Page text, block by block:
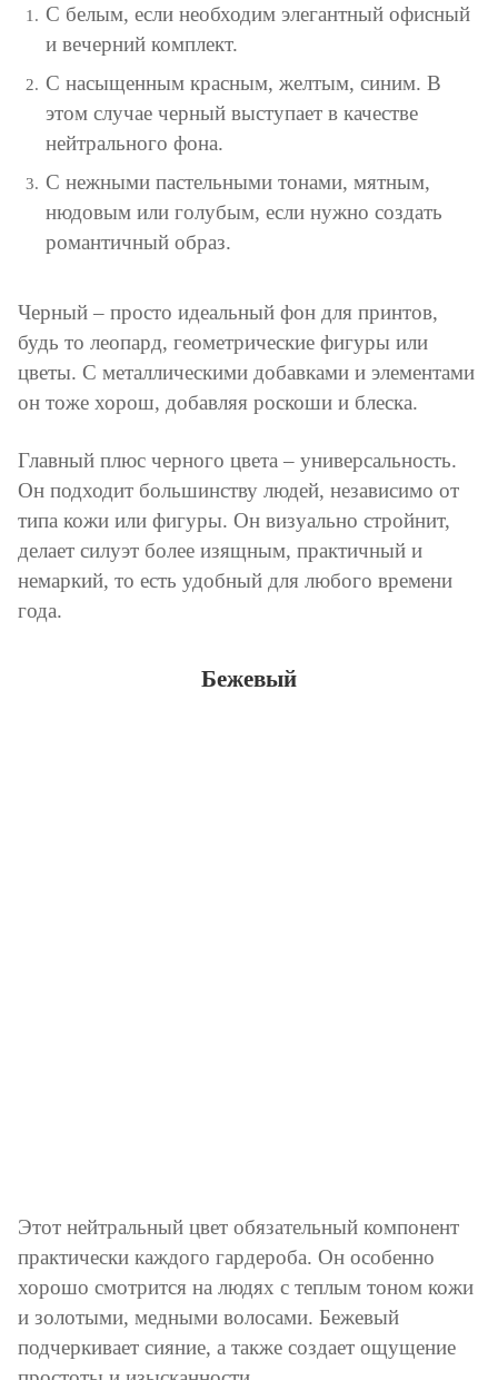
С белым, если необходим элегантный офисный
и вечерний комплект.
С насыщенным красным, желтым, синим. В
этом случае черный выступает в качестве
нейтрального фона.
С нежными пастельными тонами, мятным,
нюдовым или голубым, если нужно создать
романтичный образ.
Черный – просто идеальный фон для принтов,
будь то леопард, геометрические фигуры или
цветы. С металлическими добавками и элементами
он тоже хорош, добавляя роскоши и блеска.
Главный плюс черного цвета – универсальность.
Он подходит большинству людей, независимо от
типа кожи или фигуры. Он визуально стройнит,
делает силуэт более изящным, практичный и
немаркий, то есть удобный для любого времени
года.
Бежевый
Этот нейтральный цвет обязательный компонент
практически каждого гардероба. Он особенно
хорошо смотрится на людях с теплым тоном кожи
и золотыми, медными волосами. Бежевый
подчеркивает сияние, а также создает ощущение